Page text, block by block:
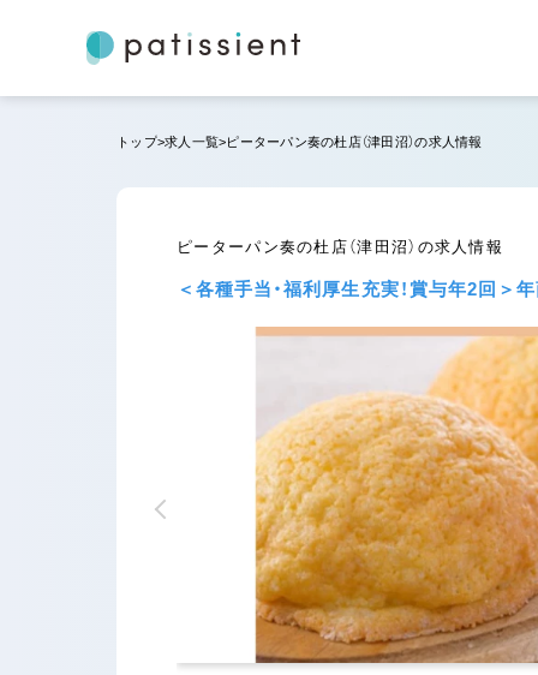
トップ 求人一覧 ピーターパン奏の杜店（津田沼）の求人情報
ピーターパン奏の杜店（津田沼）の求人情報
＜各種手当・福利厚生充実！賞与年2回＞